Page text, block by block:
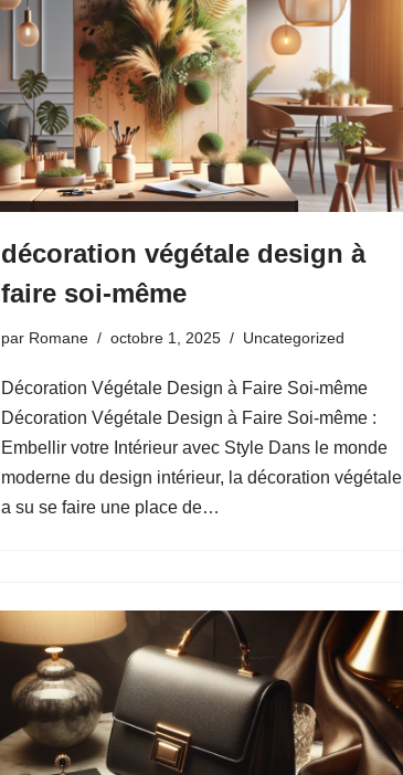
décoration végétale design à
faire soi-même
par Romane octobre 1, 2025 Uncategorized
Décoration Végétale Design à Faire Soi-même
Décoration Végétale Design à Faire Soi-même :
Embellir votre Intérieur avec Style Dans le monde
moderne du design intérieur, la décoration végétale
a su se faire une place de…